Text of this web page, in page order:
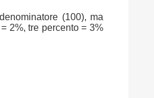
(100), ma
2%, tre percento = 3%